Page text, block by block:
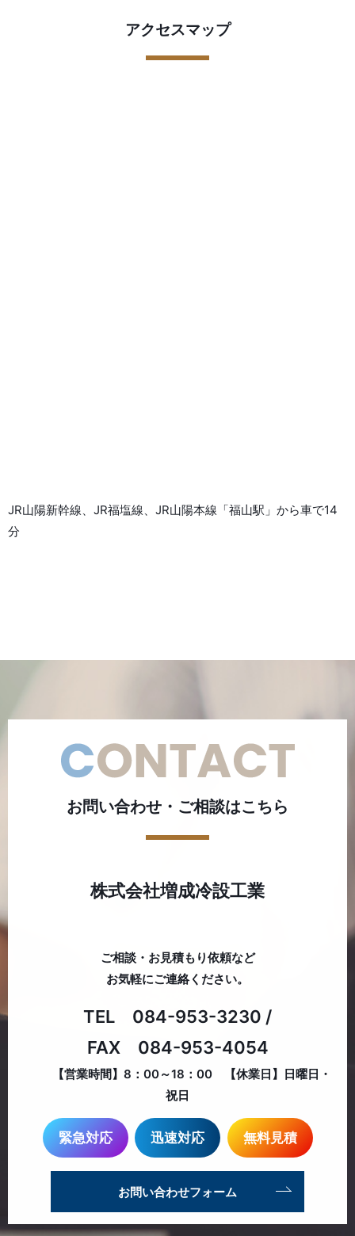
アクセスマップ
JR山陽新幹線、JR福塩線、JR山陽本線「福山駅」から車で14
分
お問い合わせ・ご相談はこちら
株式会社増成冷設工業
ご相談・お見積もり依頼など
お気軽にご連絡ください。
TEL 084-953-3230 /
FAX 084-953-4054
【営業時間】8：00～18：00 【休業日】日曜日・
祝日
緊急対応 迅速対応 無料見積
お問い合わせフォーム